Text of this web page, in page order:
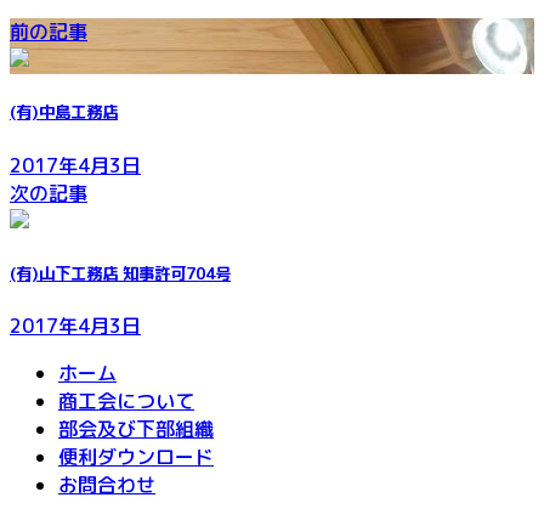
前の記事
(有)中島工務店
2017年4月3日
次の記事
(有)山下工務店 知事許可704号
2017年4月3日
ホーム
商工会について
部会及び下部組織
便利ダウンロード
お問合わせ